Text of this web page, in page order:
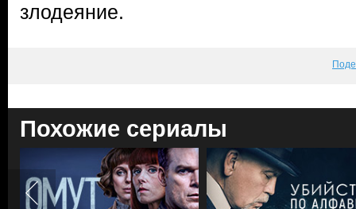
злодеяние.
Похожие сериалы